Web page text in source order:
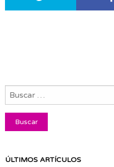
ÚLTIMOS ARTÍCULOS